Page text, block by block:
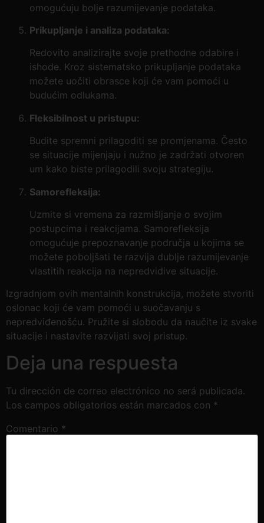
omogućuju bolje razumijevanje podataka.
Prikupljanje i analiza podataka:
Redovito analizirajte svoje prethodne odabire i
ishode. Kroz sistematsko prikupljanje podataka
možete uočiti obrasce koji će vam pomoći u
budućim odlukama.
Fleksibilnost u pristupu:
Budite spremni prilagoditi se promjenama. Često
se situacije mijenjaju i nužno je zadržati otvoren
um kako biste prilagodili svoju strategiju.
Samorefleksija:
Uzmite si vremena za razmišljanje o svojim
postupcima i reakcijama. Samorefleksija
omogućuje prepoznavanje područja u kojima se
možete poboljšati te razvija dublje razumijevanje
vlastitih reakcija na nepredvidive situacije.
Izgradnjom ovih mentalnih konstrukcija, možete stvoriti
oslonac koji će vam pomoći u suočavanju s
nepredviđenošću. Pružite si slobodu da naučite iz svake
situacije i nastavite razvijati svoj pristup.
Deja una respuesta
Tu dirección de correo electrónico no será publicada.
Los campos obligatorios están marcados con *
Comentario *